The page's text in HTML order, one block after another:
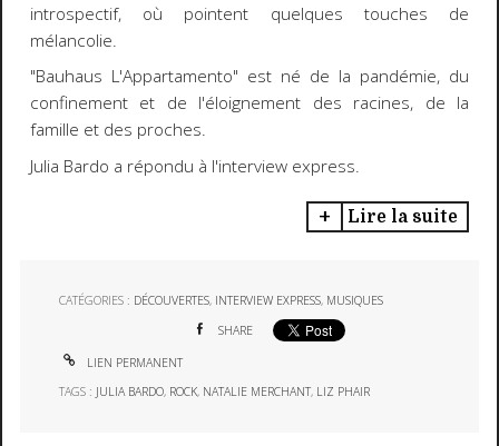
introspectif, où pointent quelques touches de
mélancolie.
"Bauhaus L'Appartamento" est né de la pandémie, du
confinement et de l'éloignement des racines, de la
famille et des proches.
Julia Bardo a répondu à l'interview express.
Lire la suite
CATÉGORIES : DÉCOUVERTES, INTERVIEW EXPRESS, MUSIQUES
SHARE
LIEN PERMANENT
TAGS : JULIA BARDO, ROCK, NATALIE MERCHANT, LIZ PHAIR